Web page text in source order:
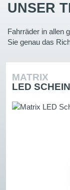
UNSER
Fahrräder in allen
Sie genau das
MATRIX
LED